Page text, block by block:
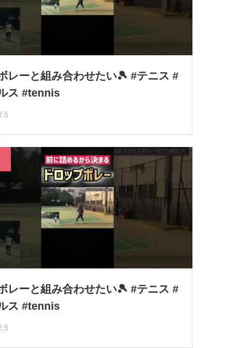
レーと組み合わせたい🎾 #テニス #
ス #tennis
レーと組み合わせたい🎾 #テニス #
ス #tennis